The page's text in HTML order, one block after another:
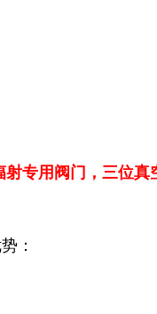
专用阀门，三位真
：